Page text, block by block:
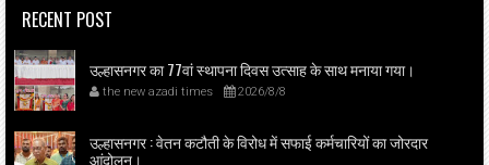
RECENT POST
उल्हासनगर का 77वां स्थापना दिवस उत्साह के साथ मनाया गया।
the new azadi times 2026/8/8
उल्हासनगर : वेतन कटौती के विरोध में सफाई कर्मचारियों का जोरदार
आंदोलन।